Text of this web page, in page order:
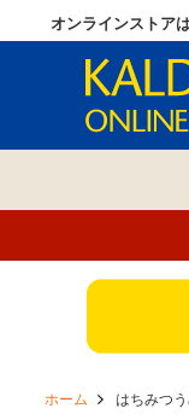
オンラインストア
ホーム はちみつ